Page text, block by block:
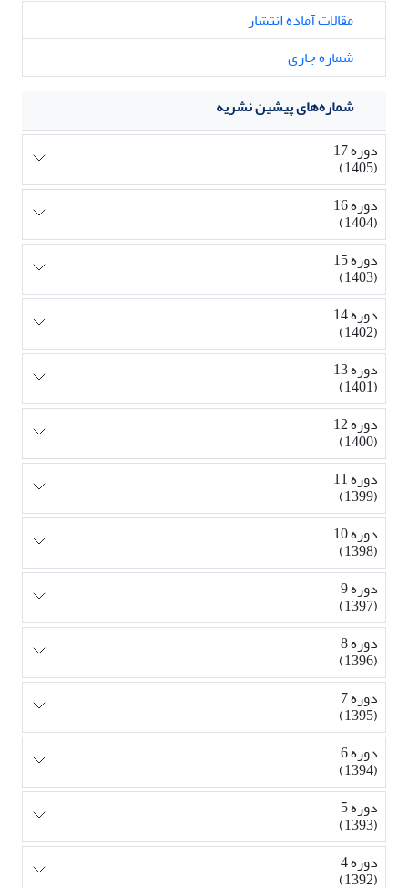
مقالات آماده انتشار
شماره جاری
شماره‌های پیشین نشریه
دوره 17
(1405)
دوره 16
(1404)
دوره 15
(1403)
دوره 14
(1402)
دوره 13
(1401)
دوره 12
(1400)
دوره 11
(1399)
دوره 10
(1398)
دوره 9
(1397)
دوره 8
(1396)
دوره 7
(1395)
دوره 6
(1394)
دوره 5
(1393)
دوره 4
(1392)